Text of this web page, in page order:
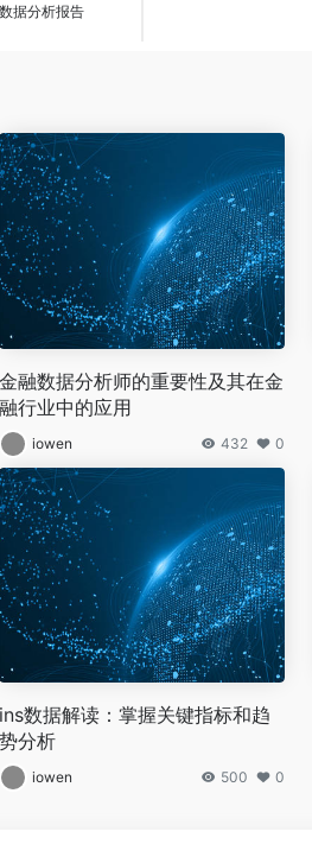
据分析报告
金融数据分析师的重要性及其在金
融行业中的应用
iowen 432 0
ins数据解读：掌握关键指标和趋
势分析
iowen 500 0